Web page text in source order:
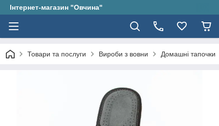
Інтернет-магазин "Овчина"
Товари та послуги Вироби з вовни Домашні тапочки